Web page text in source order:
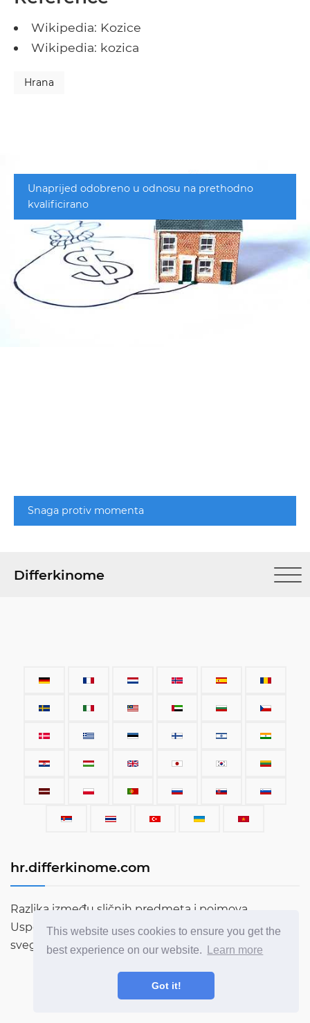
This website uses cookies to ensure you get the
best experience on our website.
Learn more
Got it!
Wikipedia: Kozice
Wikipedia: kozica
Hrana
Unaprijed odobreno u odnosu na prethodno
kvalificirano
Snaga protiv momenta
Differkinome
hr.differkinome.com
Razlika između sličnih predmeta i pojmova.
Usporedbe stvari, opreme, automobila, izraza, ljudi i
svega ostalog što postoji na ovom svijetu.